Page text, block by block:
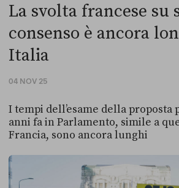
La svolta francese su
consenso è ancora
Italia
04 NOV 25
I tempi dell’esame della proposta
anni fa in Parlamento, simile a
Francia, sono ancora lunghi